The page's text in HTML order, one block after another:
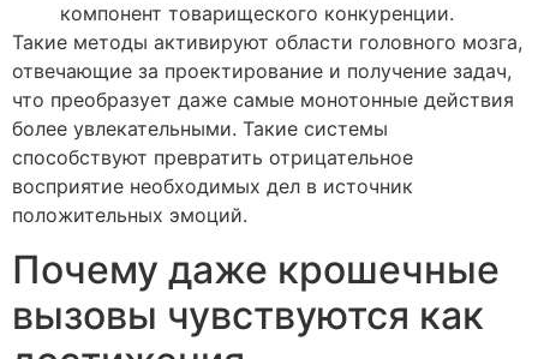
компонент товарищеского конкуренции.
Такие методы активируют области головного мозга,
отвечающие за проектирование и получение задач,
что преобразует даже самые монотонные действия
более увлекательными. Такие системы
способствуют превратить отрицательное
восприятие необходимых дел в источник
положительных эмоций.
Почему даже крошечные
вызовы чувствуются как